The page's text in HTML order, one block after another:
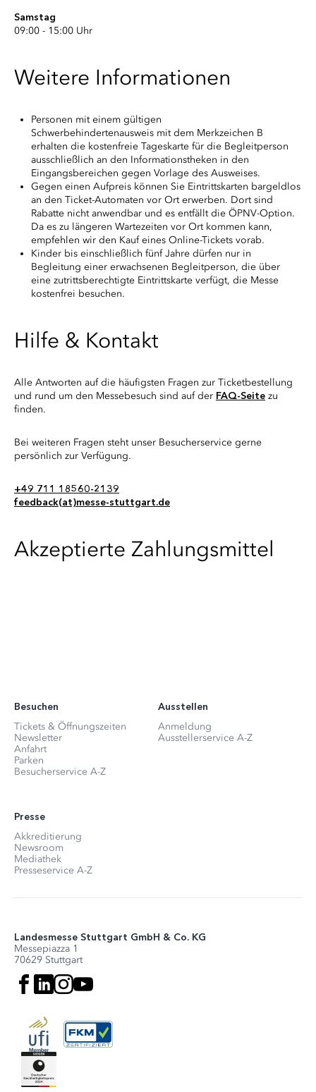
Samstag
09:00 - 15:00 Uhr
Weitere Informationen
Personen mit einem gültigen
Schwerbehindertenausweis mit dem Merkzeichen B
erhalten die kostenfreie Tageskarte für die Begleitperson
ausschließlich an den Informationstheken in den
Eingangsbereichen gegen Vorlage des Ausweises.
Gegen einen Aufpreis können Sie Eintrittskarten bargeldlos
an den Ticket-Automaten vor Ort erwerben. Dort sind
Rabatte nicht anwendbar und es entfällt die ÖPNV-Option.
Da es zu längeren Wartezeiten vor Ort kommen kann,
empfehlen wir den Kauf eines Online-Tickets vorab.
Kinder bis einschließlich fünf Jahre dürfen nur in
Begleitung einer erwachsenen Begleitperson, die über
eine zutrittsberechtigte Eintrittskarte verfügt, die Messe
kostenfrei besuchen.
Hilfe & Kontakt
Alle Antworten auf die häufigsten Fragen zur Ticketbestellung
und rund um den Messebesuch sind auf der FAQ-Seite zu
finden.
Bei weiteren Fragen steht unser Besucherservice gerne
persönlich zur Verfügung.
+49 711 18560-2139
feedback(at)messe-stuttgart.de
Akzeptierte Zahlungsmittel
Besuchen
Tickets & Öffnungszeiten
Newsletter
Anfahrt
Parken
Besucherservice A-Z
Ausstellen
Anmeldung
Ausstellerservice A-Z
Presse
Akkreditierung
Newsroom
Mediathek
Presseservice A-Z
Landesmesse Stuttgart GmbH & Co. KG
Messepiazza 1
70629 Stuttgart